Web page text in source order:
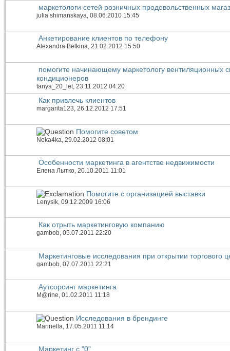
маркетологи сетей розничных продовольственных
julia shimanskaya, 08.06.2010 15:45
Анкетирование клиентов по телефону
Alexandra Belkina, 21.02.2012 15:50
помогите начинающему маркетологу вентиляционных
кондиционеров
tanya_20_let, 23.11.2012 04:20
Как привлечь клиентов
margarita123, 26.12.2012 17:51
Помогите советом
Neka4ka, 29.02.2012 08:01
Особенности маркетинга в агентстве недвижимости
Елена Лытко, 20.10.2011 11:01
Помогите с организацией выставки
Lenysik, 09.12.2009 16:06
Как отрыть маркетинговую компанию
gambob, 05.07.2011 22:20
Маркетинговые исследования при открытии торгового
gambob , 07.07.2011 22:21
Аутсорсинг маркетинга
M@rine, 01.02.2011 11:18
Исследования в брендинге
Marinella , 17.05.2011 11:14
Маркетинг с "0"